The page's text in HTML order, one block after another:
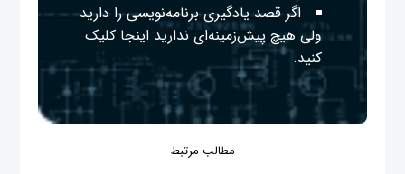
اگر قصد یادگیری برنامه‌نویسی را دارید
ولی هیچ پیش‌زمینه‌ای نداریداینجا کلیک
کنید.
مطالب مرتبط